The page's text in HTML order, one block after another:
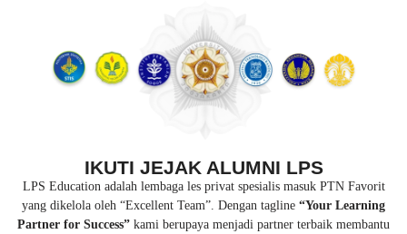
IKUTI JEJAK ALUMNI LPS
LPS Education adalah lembaga les privat spesialis masuk PTN Favorit
yang dikelola oleh “Excellent Team”. Dengan tagline “Your Learning
Partner for Success” kami berupaya menjadi partner terbaik membantu